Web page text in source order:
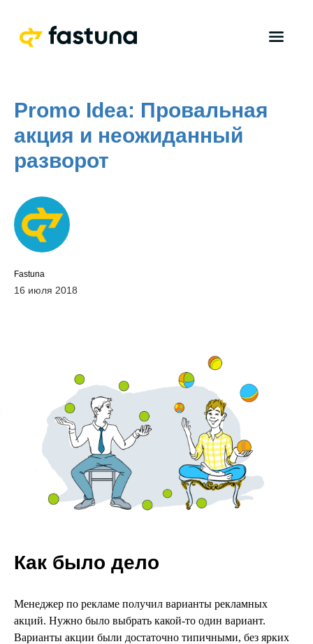
Promo Idea: Провальная
акция и неожиданный
разворот
Fastuna
16 июля 2018
Как было дело
Менеджер по рекламе получил варианты рекламных
акций. Нужно было выбрать какой-то один вариант.
Варианты акции были достаточно типичными, без ярких